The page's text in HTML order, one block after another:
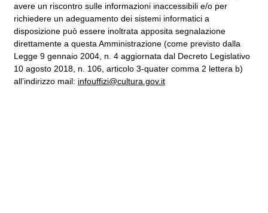
avere un riscontro sulle informazioni inaccessibili e/o per
richiedere un adeguamento dei sistemi informatici a
disposizione può essere inoltrata apposita segnalazione
direttamente a questa Amministrazione (come previsto dalla
Legge 9 gennaio 2004, n. 4 aggiornata dal Decreto Legislativo
10 agosto 2018, n. 106, articolo 3-quater comma 2 lettera b)
all’indirizzo mail: infouffizi@cultura.gov.it